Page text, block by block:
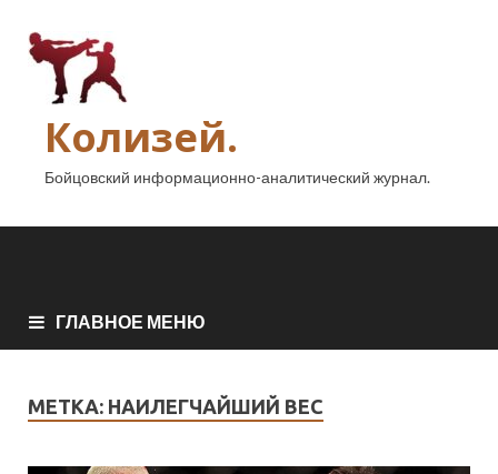
Колизей.
Бойцовский информационно-аналитический журнал.
ГЛАВНОЕ МЕНЮ
МЕТКА: НАИЛЕГЧАЙШИЙ ВЕС